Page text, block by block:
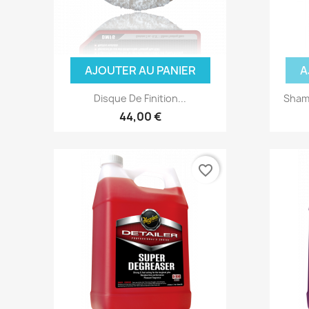
AJOUTER AU PANIER
Disque De Finition...
44,00 €
favorite_border